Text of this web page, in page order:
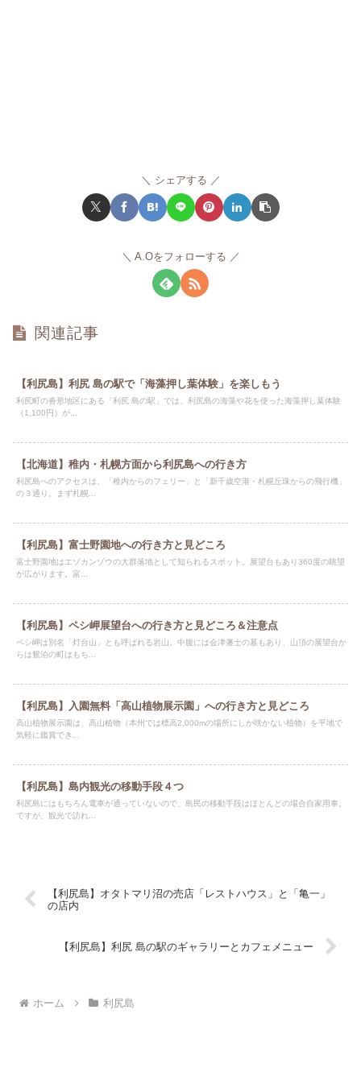
シェアする
A.Oをフォローする
関連記事
【利尻島】利尻 島の駅で「海藻押し葉体験」を楽しもう
利尻町の沓形地区にある「利尻 島の駅」では、利尻島の海藻や花を使った海藻押し葉体験
（1,100円）が...
【北海道】稚内・札幌方面から利尻島への行き方
利尻島へのアクセスは、「稚内からのフェリー」と「新千歳空港・札幌丘珠からの飛行機」
の３通り。まず札幌...
【利尻島】富士野園地への行き方と見どころ
富士野園地はエゾカンゾウの大群落地として知られるスポット。展望台もあり360度の眺望
が広がります。富...
【利尻島】ペシ岬展望台への行き方と見どころ＆注意点
ペシ岬は別名「灯台山」とも呼ばれる岩山。中腹には会津藩士の墓もあり、山頂の展望台か
らは鴛泊の町はもち...
【利尻島】入園無料「高山植物展示園」への行き方と見どころ
高山植物展示園は、高山植物（本州では標高2,000mの場所にしか咲かない植物）を平地で
気軽に鑑賞でき...
【利尻島】島内観光の移動手段４つ
利尻島にはもちろん電車が通っていないので、島民の移動手段はほとんどの場合自家用車。
ですが、観光で訪れ...
【利尻島】オタトマリ沼の売店「レストハウス」と「亀一」
の店内
【利尻島】利尻 島の駅のギャラリーとカフェメニュー
ホーム 利尻島